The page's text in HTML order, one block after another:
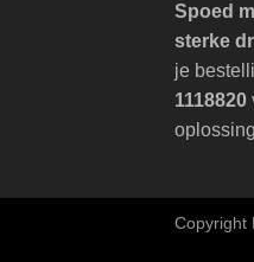
Spoed
sterke
je
1118820
Copyright